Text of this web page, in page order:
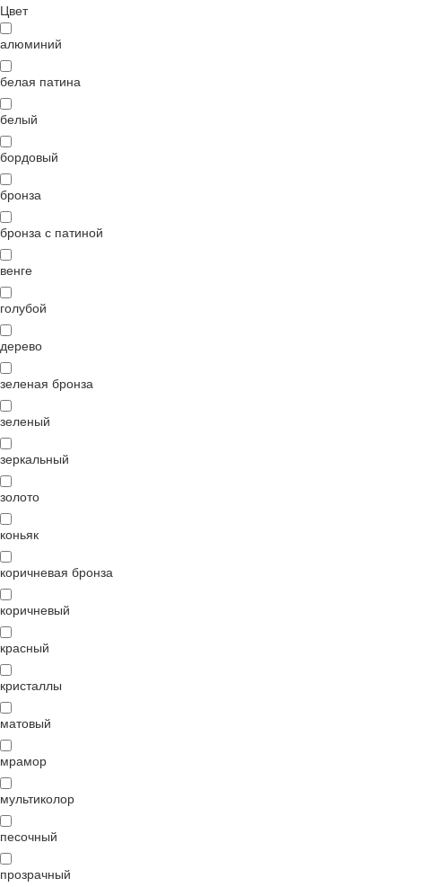
Цвет
алюминий
белая патина
белый
бордовый
бронза
бронза с патиной
венге
голубой
дерево
зеленая бронза
зеленый
зеркальный
золото
коньяк
коричневая бронза
коричневый
красный
кристаллы
матовый
мрамор
мультиколор
песочный
прозрачный